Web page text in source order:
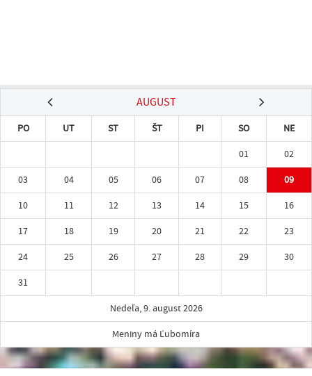
AUGUST
PO UT ST ŠT PI SO
NE
01
02
03
04 05 06 07 08
09
10
11 12 13 14 15
16
17
18 19 20 21 22
23
24
25 26 27 28 29
30
31
Nedeľa, 9. august 2026
Meniny má Ľubomíra